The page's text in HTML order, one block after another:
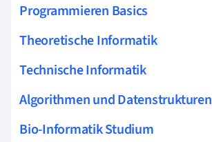
Programmieren Basics
Theoretische Informatik
Technische Informatik
Algorithmen und Datenstrukturen
Bio-Informatik Studium